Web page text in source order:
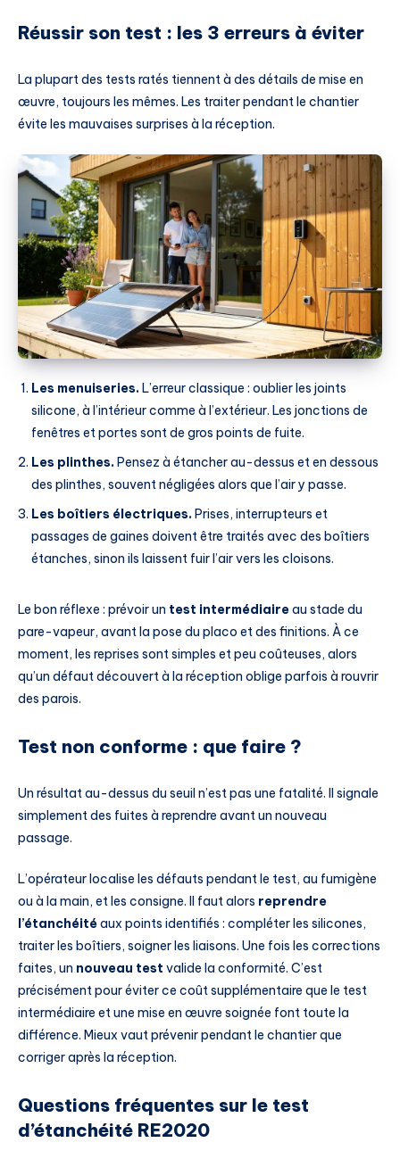
Réussir son test : les 3 erreurs à éviter
La plupart des tests ratés tiennent à des détails de mise en
œuvre, toujours les mêmes. Les traiter pendant le chantier
évite les mauvaises surprises à la réception.
Les menuiseries.L’erreur classique : oublier les joints
silicone, à l’intérieur comme à l’extérieur. Les jonctions de
fenêtres et portes sont de gros points de fuite.
Les plinthes.Pensez à étancher au-dessus et en dessous
des plinthes, souvent négligées alors que l’air y passe.
Les boîtiers électriques.Prises, interrupteurs et
passages de gaines doivent être traités avec des boîtiers
étanches, sinon ils laissent fuir l’air vers les cloisons.
Le bon réflexe : prévoir un test intermédiaireau stade du
pare-vapeur, avant la pose du placo et des finitions. À ce
moment, les reprises sont simples et peu coûteuses, alors
qu’un défaut découvert à la réception oblige parfois à rouvrir
des parois.
Test non conforme : que faire ?
Un résultat au-dessus du seuil n’est pas une fatalité. Il signale
simplement des fuites à reprendre avant un nouveau
passage.
L’opérateur localise les défauts pendant le test, au fumigène
ou à la main, et les consigne. Il faut alors reprendre
l’étanchéitéaux points identifiés : compléter les silicones,
traiter les boîtiers, soigner les liaisons. Une fois les corrections
faites, un nouveau test valide la conformité. C’est
précisément pour éviter ce coût supplémentaire que le test
intermédiaire et une mise en œuvre soignée font toute la
différence. Mieux vaut prévenir pendant le chantier que
corriger après la réception.
Questions fréquentes sur le test
d’étanchéité RE2020